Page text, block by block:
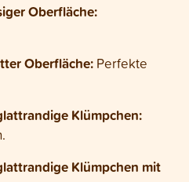
Oberfläche:
Oberfläche: Perfekte
Klümpchen:
Klümpchen mit